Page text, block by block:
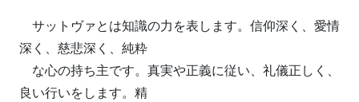
サットヴァとは知識の力を表します。信仰深く、愛情
深く、慈悲深く、純粋
な心の持ち主です。真実や正義に従い、礼儀正しく、
良い行いをします。精